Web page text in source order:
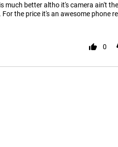
much better altho it's camera ain't
the price it's an awesome phone
0